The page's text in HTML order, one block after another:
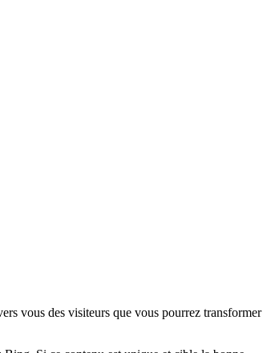
vous des visiteurs que vous pourrez transformer